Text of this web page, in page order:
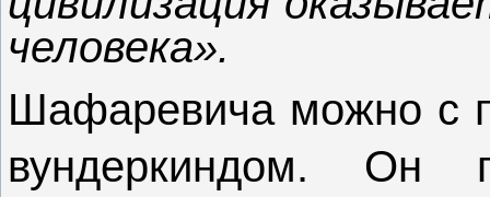
человека».
Шафаревича можно с
вундеркиндом. Он